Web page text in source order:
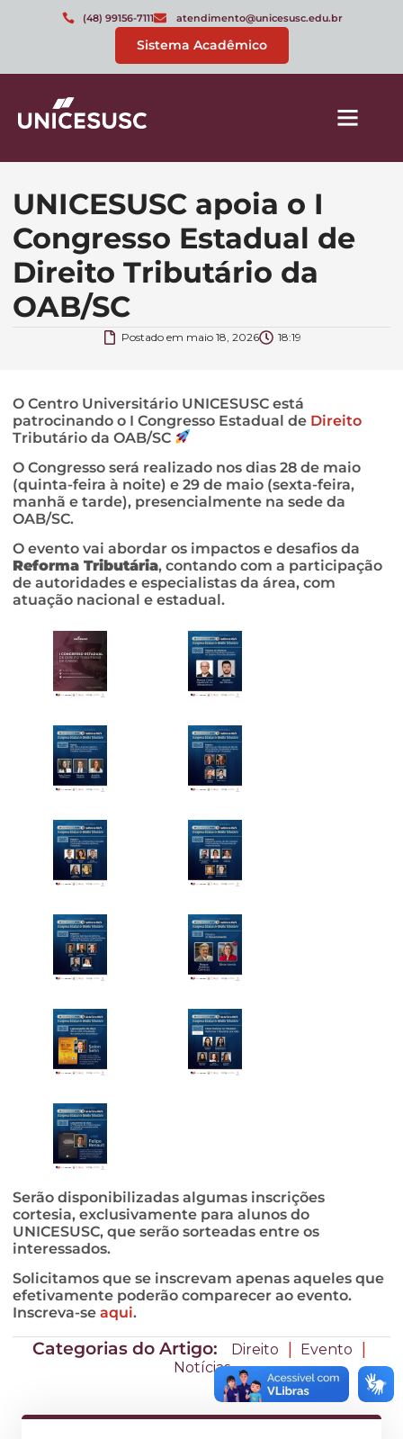
(48) 99156-7111 atendimento@unicesusc.edu.br
Sistema Acadêmico
UNICESUSC apoia o I
Congresso Estadual de
Direito Tributário da
OAB/SC
Postado em maio 18, 2026 18:19
O Centro Universitário UNICESUSC está
patrocinando o I Congresso Estadual de Direito
Tributário da OAB/SC
O Congresso será realizado nos dias 28 de maio
(quinta-feira à noite) e 29 de maio (sexta-feira,
manhã e tarde), presencialmente na sede da
OAB/SC.
O evento vai abordar os impactos e desafios da
Reforma Tributária, contando com a participação
de autoridades e especialistas da área, com
atuação nacional e estadual.
Serão disponibilizadas algumas inscrições
cortesia, exclusivamente para alunos do
UNICESUSC, que serão sorteadas entre os
interessados.
Solicitamos que se inscrevam apenas aqueles que
efetivamente poderão comparecer ao evento.
Inscreva-se aqui.
Categorias do Artigo: Direito | Evento |
Notícias